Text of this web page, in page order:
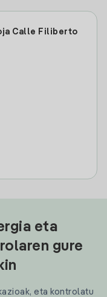
Calle Filiberto
eta
gure
eta kontrolatu